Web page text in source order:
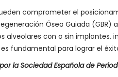
comprometer el
Ósea Guiada
alveolares con o sin implantes,
fundamental para lograr el
la Sociedad Española de